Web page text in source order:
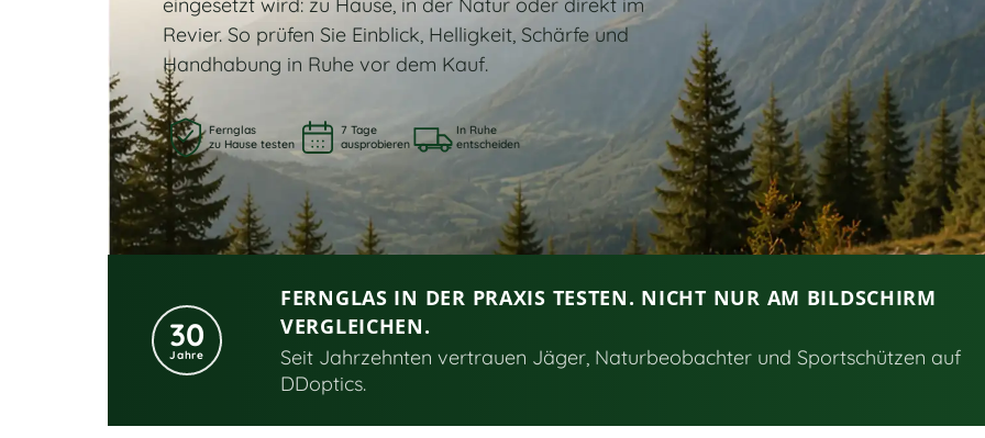
Revier. So prüfen Sie Einblick, Helligkeit, Schärfe und
Handhabung in Ruhe vor dem Kauf.
Fernglas
zu Hause testen
7 Tage
ausprobieren
In Ruhe
entscheiden
30
Jahre
FERNGLAS IN DER PRAXIS TESTEN. NICHT NUR AM BILDSCHIRM
VERGLEICHEN.
Seit Jahrzehnten vertrauen Jäger, Naturbeobachter und Sportschützen auf
DDoptics.